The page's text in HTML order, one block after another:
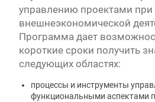
управлению проектами при
внешнеэкономической
Программа дает
короткие сроки получить
следующих областях:
процессы и инструменты
функциональными аспектами